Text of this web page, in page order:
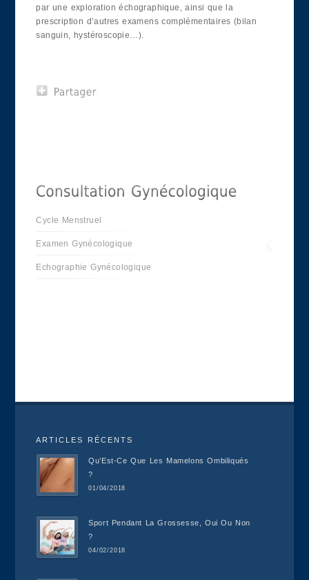
par une exploration échographique, ainsi que la
prescription d’autres examens complémentaires (bilan
sanguin, hystéroscopie…).
Cycle Menstruel
Examen Gynécologique
Echographie Gynécologique
ARTICLES RÉCENTS
Qu’Est-Ce Que Les Mamelons Ombiliqués
?
01/04/2018
Sport Pendant La Grossesse, Oui Ou Non
?
04/02/2018